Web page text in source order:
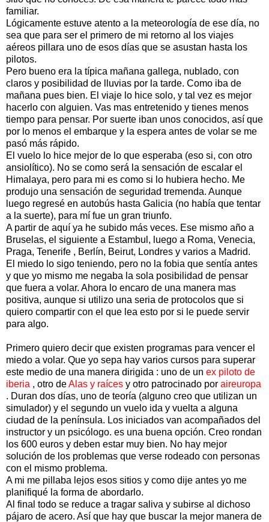
familiar.
Lógicamente estuve atento a la meteorología de ese día, no
sea que para ser el primero de mi retorno al los viajes
aéreos pillara uno de esos días que se asustan hasta los
pilotos.
Pero bueno era la típica mañana gallega, nublado, con
claros y posibilidad de lluvias por la tarde. Como iba de
mañana pues bien. El viaje lo hice solo, y tal vez es mejor
hacerlo con alguien. Vas mas entretenido y tienes menos
tiempo para pensar. Por suerte iban unos conocidos, así que
por lo menos el embarque y la espera antes de volar se me
pasó más rápido.
El vuelo lo hice mejor de lo que esperaba (eso si, con otro
ansiolítico). No se como será la sensación de escalar el
Himalaya, pero para mi es como si lo hubiera hecho. Me
produjo una sensación de seguridad tremenda. Aunque
luego regresé en autobús hasta Galicia (no había que tentar
a la suerte), para mí fue un gran triunfo.
A partir de aquí ya he subido más veces. Ese mismo año a
Bruselas, el siguiente a Estambul, luego a Roma, Venecia,
Praga, Tenerife , Berlín, Beirut, Londres y varios a Madrid.
El miedo lo sigo teniendo, pero no la fobia que sentía antes
y que yo mismo me negaba la sola posibilidad de pensar
que fuera a volar. Ahora lo encaro de una manera mas
positiva, aunque si utilizo una seria de protocolos que si
quiero compartir con el que lea esto por si le puede servir
para algo.
Primero quiero decir que existen programas para vencer el
miedo a volar. Que yo sepa hay varios cursos para superar
este medio de una manera dirigida : uno de un ex piloto de
iberia , otro deAlas y raíces y otro patrocinado por aireuropa
. Duran dos días, uno de teoría (alguno creo que utilizan un
simulador) y el segundo un vuelo ida y vuelta a alguna
ciudad de la península. Los iniciados van acompañados del
instructor y un psicólogo. es una buena opción. Creo rondan
los 600 euros y deben estar muy bien. No hay mejor
solución de los problemas que verse rodeado con personas
con el mismo problema.
A mi me pillaba lejos esos sitios y como dije antes yo me
planifiqué la forma de abordarlo.
Al final todo se reduce a tragar saliva y subirse al dichoso
pájaro de acero. Así que hay que buscar la mejor manera de